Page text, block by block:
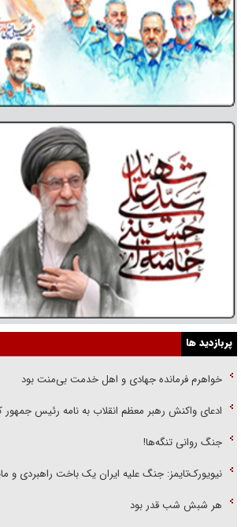
پربازدید ها
خواهرم فرمانده جهادی و اهل خدمت بی‌منت بود
ادعای واکنش رهبر معظم انقلاب به نامه رئیس
جنگ روانی تنگه‌ها!
نیویورک‌تایمز: جنگ علیه ایران یک باخت راهبردی و
هر شبش شب قدر بود